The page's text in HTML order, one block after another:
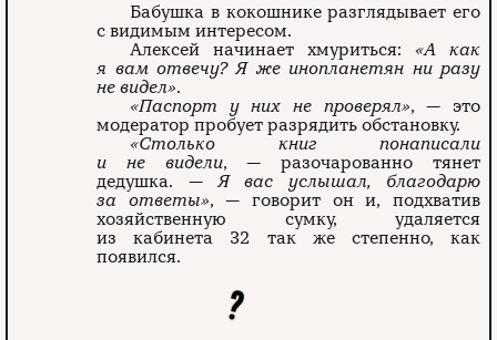
Бабушка в кокошнике разглядывает его
с видимым интересом.
Алексей начинает хмуриться: «А как
я вам отвечу? Я же инопланетян ни разу
не видел».
«Паспорт у них не проверял», — это
модератор пробует разрядить обстановку.
«Столько книг понаписали
и не видели, — разочарованно тянет
дедушка. —Я вас услышал, благодарю
за ответы», — говорит он и, подхватив
хозяйственную сумку, удаляется
из кабинета 32 так же степенно, как
появился.